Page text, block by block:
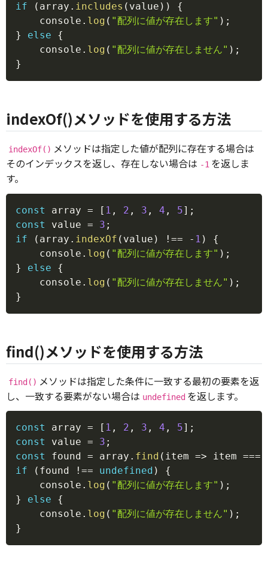
if
( array . includes ( value ) )
{
    console
. log ( "配列に値が存在します" ) ;
}
else
{
    console
. log ( "配列に値が存在しません" ) ;
}
indexOf()メソッドを使用する方法
indexOf() メソッドは指定した値が配列に存在する場合は
そのインデックスを返し、存在しない場合は -1 を返しま
す。
const array = [ 1 , 2 , 3 , 4 , 5] ;
const
value = 3 ;
if
( array . indexOf ( value ) !== - 1 )
{
    console
. log ( "配列に値が存在します" ) ;
}
else
{
    console
. log ( "配列に値が存在しません" ) ;
}
find()メソッドを使用する方法
find() メソッドは指定した条件に一致する最初の要素を返
し、一致する要素がない場合は undefined を返します。
const array = [ 1 , 2 , 3 , 4 , 5] ;
const
value = 3 ;
const
found = array . find ( item => item ===
if
( found !== undefined )
{
    console
. log ( "配列に値が存在します" ) ;
}
else
{
    console
. log ( "配列に値が存在しません" ) ;
}